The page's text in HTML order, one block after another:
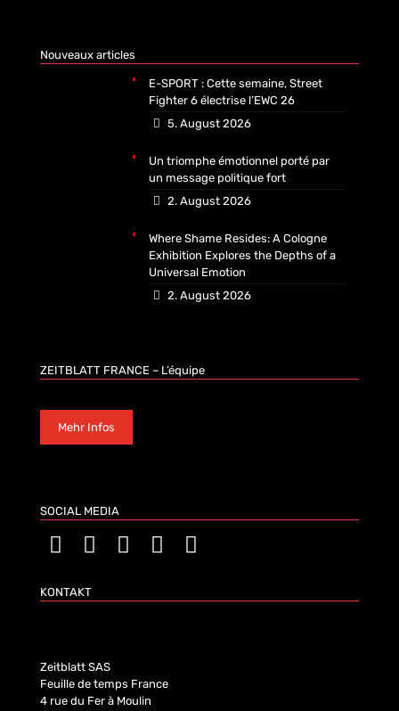
Nouveaux articles
E-SPORT : Cette semaine, Street
Fighter 6 électrise l’EWC 26
5. August 2026
Un triomphe émotionnel porté par
un message politique fort
2. August 2026
Where Shame Resides: A Cologne
Exhibition Explores the Depths of a
Universal Emotion
2. August 2026
ZEITBLATT FRANCE – L’équipe
Mehr Infos
SOCIAL MEDIA
KONTAKT
Zeitblatt SAS
Feuille de temps France
4 rue du Fer à Moulin